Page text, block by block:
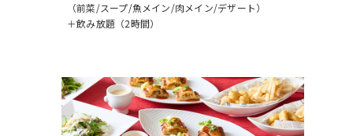
（前菜/スープ/魚メイン/肉メイン/デザート）
＋飲み放題（2時間）